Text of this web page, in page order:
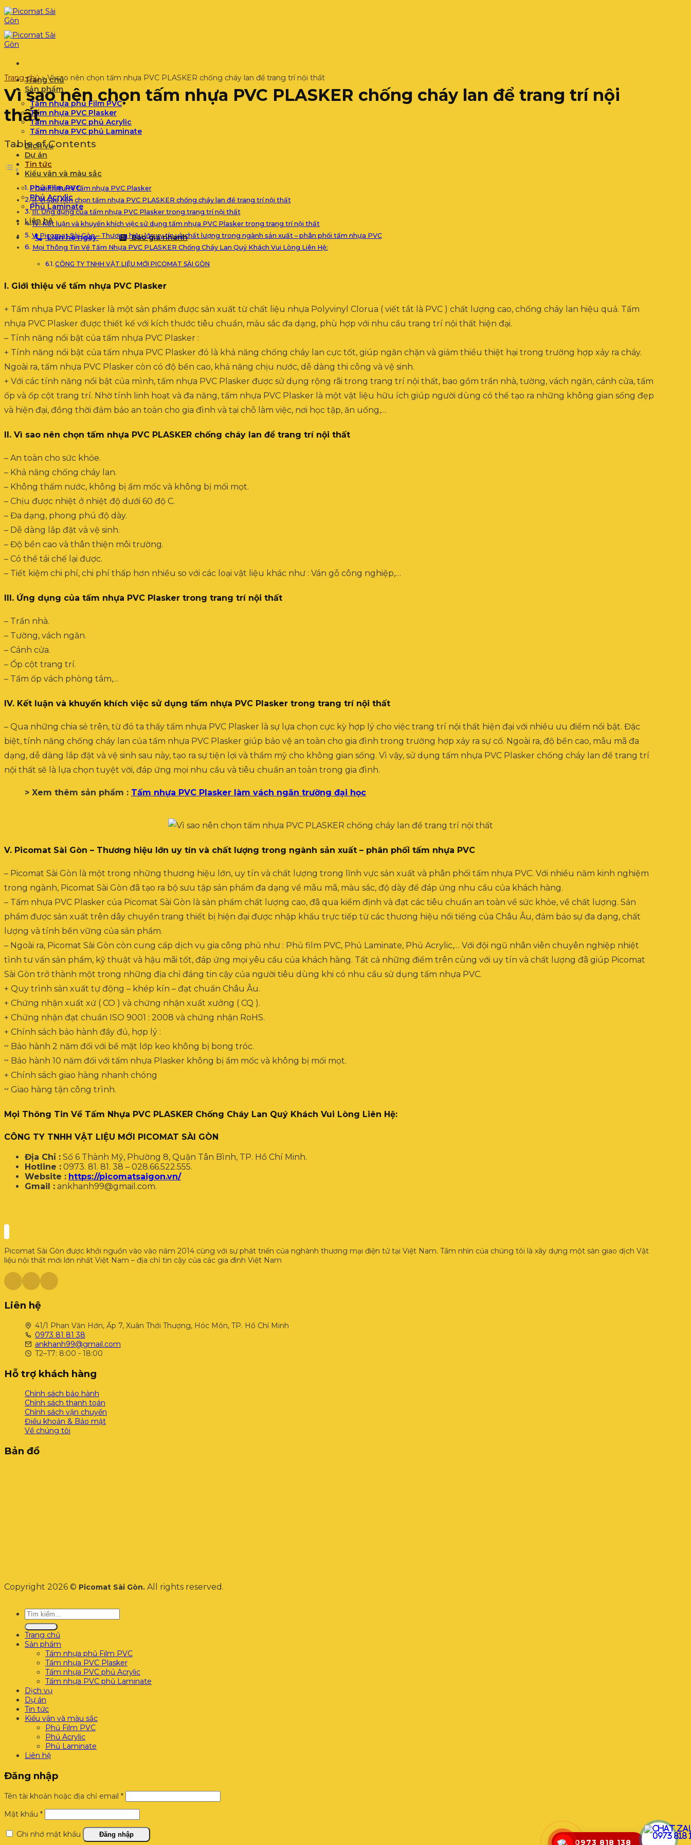
Bỏ
qua
nội
dung
Trang chủ
Sản phẩm
Tấm nhựa phủ Film PVC
Tấm nhựa PVC Plasker
Tấm nhựa PVC phủ Acrylic
Tấm nhựa PVC phủ Laminate
Dịch vụ
Dự án
Tin tức
Kiểu vân và màu sắc
Phủ Film PVC
Phủ Acrylic
Phủ Laminate
Liên hệ
Liên hệ ngay
Báo giá nhanh
Trang chủ»Vì sao nên chọn tấm nhựa PVC PLASKER chống cháy lan để trang trí nội thất
Vì sao nên chọn tấm nhựa PVC PLASKER chống cháy lan để trang trí nội
thất
Table of Contents
I. Giới thiệu về tấm nhựa PVC Plasker
II. Vì sao nên chọn tấm nhựa PVC PLASKER chống cháy lan để trang trí nội thất
III. Ứng dụng của tấm nhựa PVC Plasker trong trang trí nội thất
IV. Kết luận và khuyến khích việc sử dụng tấm nhựa PVC Plasker trong trang trí nội thất
V. Picomat Sài Gòn – Thương hiệu lớn uy tín và chất lượng trong ngành sản xuất – phân phối tấm nhựa PVC
Mọi Thông Tin Về Tấm Nhựa PVC PLASKER Chống Cháy Lan Quý Khách Vui Lòng Liên Hệ:
CÔNG TY TNHH VẬT LIỆU MỚI PICOMAT SÀI GÒN
I. Giới thiệu về tấm nhựa PVC Plasker
+ Tấm nhựa PVC Plasker là một sản phẩm được sản xuất từ chất liệu nhựa Polyvinyl Clorua ( viết tắt là PVC ) chất lượng cao, chống cháy lan hiệu quả. Tấm
nhựa PVC Plasker được thiết kế với kích thước tiêu chuẩn, màu sắc đa dạng, phù hợp với nhu cầu trang trí nội thất hiện đại.
– Tính năng nổi bật của tấm nhựa PVC Plasker :
+ Tính năng nổi bật của tấm nhựa PVC Plasker đó là khả năng chống cháy lan cực tốt, giúp ngăn chặn và giảm thiểu thiệt hại trong trường hợp xảy ra cháy.
Ngoài ra, tấm nhựa PVC Plasker còn có độ bền cao, khả năng chịu nước, dễ dàng thi công và vệ sinh.
+ Với các tính năng nổi bật của mình, tấm nhựa PVC Plasker được sử dụng rộng rãi trong trang trí nội thất, bao gồm trần nhà, tường, vách ngăn, cánh cửa, tấm
ốp và ốp cột trang trí. Nhờ tính linh hoạt và đa năng, tấm nhựa PVC Plasker là một vật liệu hữu ích giúp người dùng có thể tạo ra những không gian sống đẹp
và hiện đại, đồng thời đảm bảo an toàn cho gia đình và tại chỗ làm việc, nơi học tập, ăn uống,…
II. Vì sao nên chọn tấm nhựa PVC PLASKER chống cháy lan để trang trí nội thất
– An toàn cho sức khỏe.
– Khả năng chống cháy lan.
– Không thấm nước, không bị ẩm mốc và không bị mối mọt.
– Chịu được nhiệt ở nhiệt độ dưới 60 độ C.
– Đa dạng, phong phú độ dày.
– Dễ dàng lắp đặt và vệ sinh.
– Độ bền cao và thân thiện môi trường.
– Có thể tái chế lại được.
– Tiết kiệm chi phí, chi phí thấp hơn nhiều so với các loại vật liệu khác như : Ván gỗ công nghiệp,…
III. Ứng dụng của tấm nhựa PVC Plasker trong trang trí nội thất
– Trần nhà.
– Tường, vách ngăn.
– Cánh cửa.
– Ốp cột trang trí.
– Tấm ốp vách phòng tắm,…
IV. Kết luận và khuyến khích việc sử dụng tấm nhựa PVC Plasker trong trang trí nội thất
– Qua những chia sẻ trên, từ đó ta thấy tấm nhựa PVC Plasker là sự lựa chọn cực kỳ hợp lý cho việc trang trí nội thất hiện đại với nhiều ưu điểm nổi bật. Đặc
biệt, tính năng chống cháy lan của tấm nhựa PVC Plasker giúp bảo vệ an toàn cho gia đình trong trường hợp xảy ra sự cố. Ngoài ra, độ bền cao, mẫu mã đa
dạng, dễ dàng lắp đặt và vệ sinh sau này, tạo ra sự tiện lợi và thẩm mỹ cho không gian sống. Vì vậy, sử dụng tấm nhựa PVC Plasker chống cháy lan để trang trí
nội thất sẽ là lựa chọn tuyệt vời, đáp ứng mọi nhu cầu và tiêu chuẩn an toàn trong gia đình.
> Xem thêm sản phẩm : Tấm nhựa PVC Plasker làm vách ngăn trường đại học
V. Picomat Sài Gòn – Thương hiệu lớn uy tín và chất lượng trong ngành sản xuất – phân phối tấm nhựa PVC
– Picomat Sài Gòn là một trong những thương hiệu lớn, uy tín và chất lượng trong lĩnh vực sản xuất và phân phối tấm nhựa PVC. Với nhiều năm kinh nghiệm
trong ngành, Picomat Sài Gòn đã tạo ra bộ sưu tập sản phẩm đa dạng về mẫu mã, màu sắc, độ dày để đáp ứng nhu cầu của khách hàng.
– Tấm nhựa PVC Plasker của Picomat Sài Gòn là sản phẩm chất lượng cao, đã qua kiểm định và đạt các tiêu chuẩn an toàn về sức khỏe, về chất lượng. Sản
phẩm được sản xuất trên dây chuyền trang thiết bị hiện đại được nhập khẩu trực tiếp từ các thương hiệu nổi tiếng của Châu Âu, đảm bảo sự đa dạng, chất
lượng và tính bền vững của sản phẩm.
– Ngoài ra, Picomat Sài Gòn còn cung cấp dịch vụ gia công phủ như : Phủ film PVC, Phủ Laminate, Phủ Acrylic,… Với đội ngũ nhân viên chuyên nghiệp nhiệt
tình tư vấn sản phẩm, kỹ thuật và hậu mãi tốt, đáp ứng mọi yêu cầu của khách hàng. Tất cả những điểm trên cùng với uy tín và chất lượng đã giúp Picomat
Sài Gòn trở thành một trong những địa chỉ đáng tin cậy của người tiêu dùng khi có nhu cầu sử dụng tấm nhựa PVC.
+ Quy trình sản xuất tự động – khép kín – đạt chuẩn Châu Âu.
+ Chứng nhận xuất xứ ( CO ) và chứng nhận xuất xưởng ( CQ ).
+ Chứng nhận đạt chuẩn ISO 9001 : 2008 và chứng nhận RoHS.
+ Chính sách bảo hành đầy đủ, hợp lý :
~ Bảo hành 2 năm đối với bề mặt lớp keo không bị bong tróc.
~ Bảo hành 10 năm đối với tấm nhựa Plasker không bị ẩm mốc và không bị mối mọt.
+ Chính sách giao hàng nhanh chóng
~ Giao hàng tận công trình.
Mọi Thông Tin Về Tấm Nhựa PVC PLASKER Chống Cháy Lan Quý Khách Vui Lòng Liên Hệ:
CÔNG TY TNHH VẬT LIỆU MỚI PICOMAT SÀI GÒN
Địa Chỉ : Số 6 Thành Mỹ, Phường 8, Quận Tân Bình, TP. Hồ Chí Minh.
Hotline : 0973. 81. 81. 38 – 028.66.522.555.
Website : https://picomatsaigon.vn/
Gmail : ankhanh99@gmail.com.
Picomat Sài Gòn được khởi nguồn vào vào năm 2014 cùng với sự phát triển của nghành thương mại điện tử tại Việt Nam. Tầm nhìn của chúng tôi là xây dựng một sàn giao dịch Vật
liệu nội thất mới lớn nhất Việt Nam – địa chỉ tin cậy của các gia đình Việt Nam
Liên hệ
41/1 Phan Văn Hớn, Ấp 7, Xuân Thới Thượng, Hóc Môn, TP. Hồ Chí Minh
0973 81 81 38
ankhanh99@gmail.com
T2–T7: 8:00 - 18:00
Hỗ trợ khách hàng
Chính sách bảo hành
Chính sách thanh toán
Chính sách vận chuyển
Điều khoản & Bảo mật
Về chúng tôi
Bản đồ
Copyright 2026 © Picomat Sài Gòn. All rights reserved.
Tìm
kiếm:
Trang chủ
Sản phẩm
Tấm nhựa phủ Film PVC
Tấm nhựa PVC Plasker
Tấm nhựa PVC phủ Acrylic
Tấm nhựa PVC phủ Laminate
Dịch vụ
Dự án
Tin tức
Kiểu vân và màu sắc
Phủ Film PVC
Phủ Acrylic
Phủ Laminate
Liên hệ
0973 818 138
Đăng nhập
Tên tài khoản hoặc địa chỉ email *Bắt
buộc
Mật khẩu *Bắt
buộc
Ghi nhớ mật khẩu
Đăng nhập